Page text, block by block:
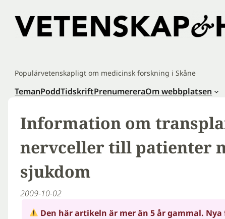
innehåll
Populärvetenskapligt om medicinsk forskning i Skåne
TemanPoddTidskriftPrenumereraOm webbplatsen
Information om
nervceller till patienter
sjukdom
2009-10-02
Den här artikeln är mer än 5 år gammal.